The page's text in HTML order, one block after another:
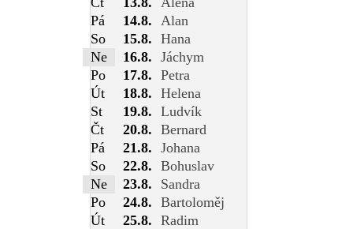
Pá
14.8.
Alan
So
15.8. Hana
Ne
16.8. Jáchym
Po
17.8. Petra
Út
18.8. Helena
St
19.8. Ludvík
Čt
20.8. Bernard
Pá
21.8. Johana
So
22.8. Bohuslav
Ne
23.8.
Sandra
Po
24.8. Bartoloměj
Út
25.8. Radim